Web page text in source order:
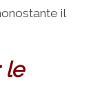
il
le